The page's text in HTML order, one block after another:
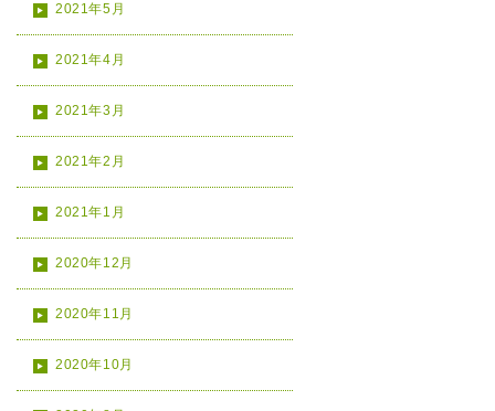
2021年5月
2021年4月
2021年3月
2021年2月
2021年1月
2020年12月
2020年11月
2020年10月